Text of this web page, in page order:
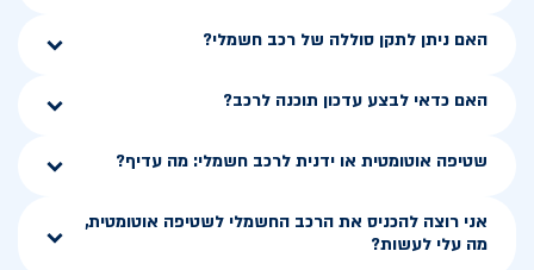
האם ניתן לתקן סוללה של רכב חשמלי?
האם כדאי לבצע עדכון תוכנה לרכב?
שטיפה אוטומטית או ידנית לרכב חשמלי: מה עדיף?
אני רוצה להכניס את הרכב החשמלי לשטיפה אוטומטית,
מה עלי לעשות?